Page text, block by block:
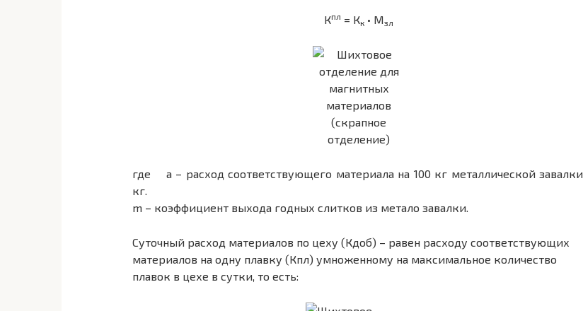
Кпл = Кк • Мзл
где а – расход соответствующего материала на 100 кг металлической завалки,
кг.
m – коэффициент выхода годных слитков из метало завалки.
Суточный расход материалов по цеху (Кдоб) – равен расходу соответствующих
материалов на одну плавку (Кпл) умноженному на максимальное количество
плавок в цехе в сутки, то есть: